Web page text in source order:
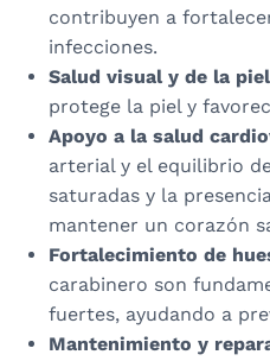
contribuyen a
infecciones.
Salud visual y de la piel
protege la piel y
Apoyo a la salud
arterial y el equilibrio
saturadas y la
mantener un corazón
Fortalecimiento de
carabinero son
fuertes, ayudando a
Mantenimiento y